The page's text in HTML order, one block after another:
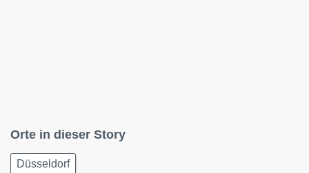
Orte in dieser Story
Düsseldorf